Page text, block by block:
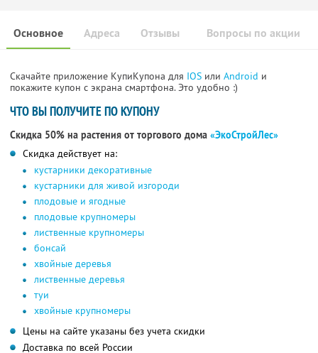
Основное Отзывы Вопросы по акции
Адреса
Скачайте приложение КупиКупона для IOS или Android и
покажите купон с экрана смартфона. Это удобно :)
ЧТО ВЫ ПОЛУЧИТЕ ПО КУПОНУ
Скидка 50% на растения от торгового дома «ЭкоСтройЛес»
Скидка действует на:
кустарники декоративные
кустарники для живой изгороди
плодовые и ягодные
плодовые крупномеры
лиственные крупномеры
бонсай
хвойные деревья
лиственные деревья
туи
хвойные крупномеры
Цены на сайте указаны без учета скидки
Доставка по всей России